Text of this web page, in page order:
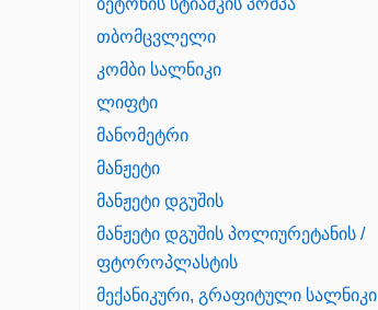
თბომცვლელი
კომბი სალნიკი
ლიფტი
მანომეტრი
მანჟეტი
მანჟეტი დგუშის
მანჟეტი დგუშის პოლიურეტანის /
ფტოროპლასტის
მექანიკური, გრაფიტული სალნიკი